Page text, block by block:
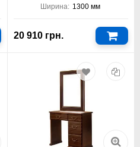
Меблі
Ширина: 1300 мм
20 910 грн.